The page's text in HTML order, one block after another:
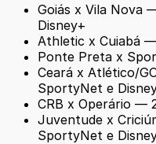
Goiás x Vila Nova
Disney+
Athletic x Cuiabá
Ponte Preta x
Ceará x Atlético/
SportyNet e
CRB x Operário —
Juventude x
SportyNet e